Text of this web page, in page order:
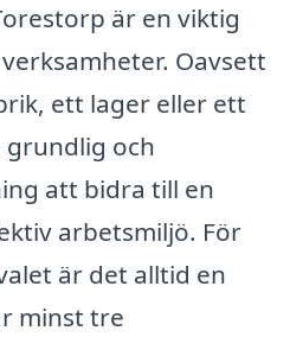
är en viktig
Oavsett
ett lager eller ett
och
att bidra till en
arbetsmiljö. För
är det alltid en
minst tre